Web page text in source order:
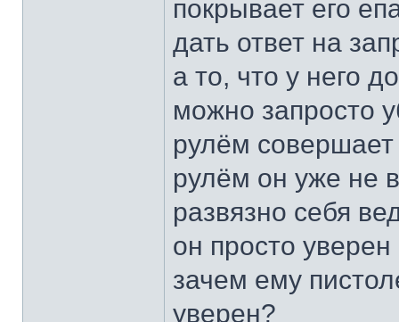
покрывает его
дать ответ на
а то, что у него
можно запросто
рулём
рулём он уже не
развязно себя
он просто
зачем ему
уверен?